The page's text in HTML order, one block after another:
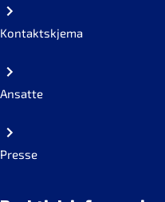
Kontaktskjema
Ansatte
Presse